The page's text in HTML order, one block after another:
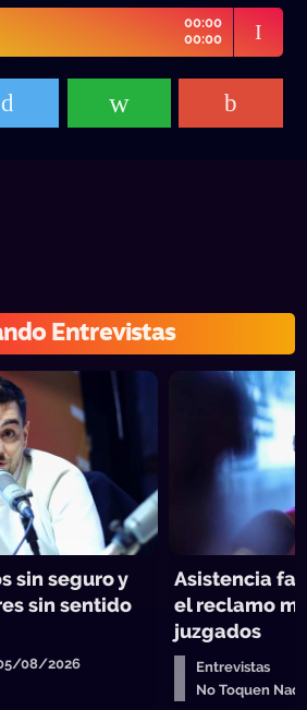
00:00
00:00
Entrevistas
sin seguro y
sin sentido
08/2026
Asistencia
el reclamo
juzgados
Entrevistas
No Toquen